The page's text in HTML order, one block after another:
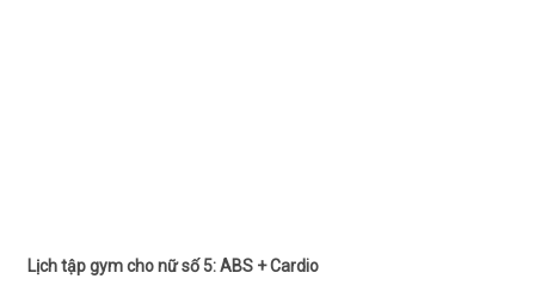
Lịch tập gym cho nữ số 5: ABS + Cardio